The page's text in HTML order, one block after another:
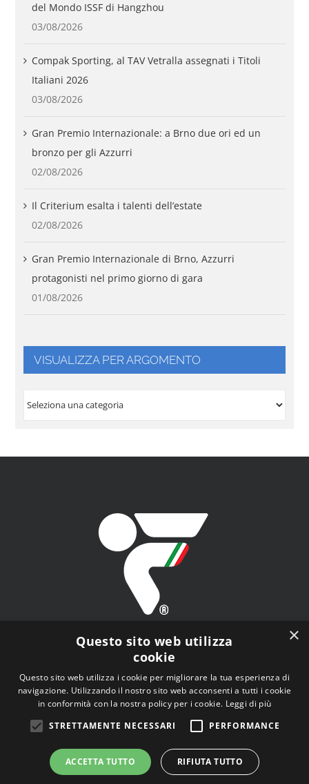
del Mondo ISSF di Hangzhou
03/08/2026
Compak Sporting, al TAV Vetralla assegnati i Titoli
Italiani 2026
03/08/2026
Gran Premio Internazionale: a Brno due ori ed un
bronzo per gli Azzurri
02/08/2026
Il Criterium esalta i talenti dell’estate
02/08/2026
Gran Premio Internazionale di Brno, Azzurri
protagonisti nel primo giorno di gara
01/08/2026
VISUALIZZA PER ARGOMENTO
FITAV - Federazione Italiana Tiro a Volo - Viale Tiziano
n.74, 00196 Roma (RM)
×
Questo sito web utilizza
cookie
Questo sito web utilizza i cookie per migliorare la tua esperienza di
navigazione. Utilizzando il nostro sito web acconsenti a tutti i cookie
in conformità con la nostra policy per i cookie. Leggi di più
STRETTAMENTE NECESSARI
PERFORMANCE
ACCETTA TUTTO RIFIUTA TUTTO